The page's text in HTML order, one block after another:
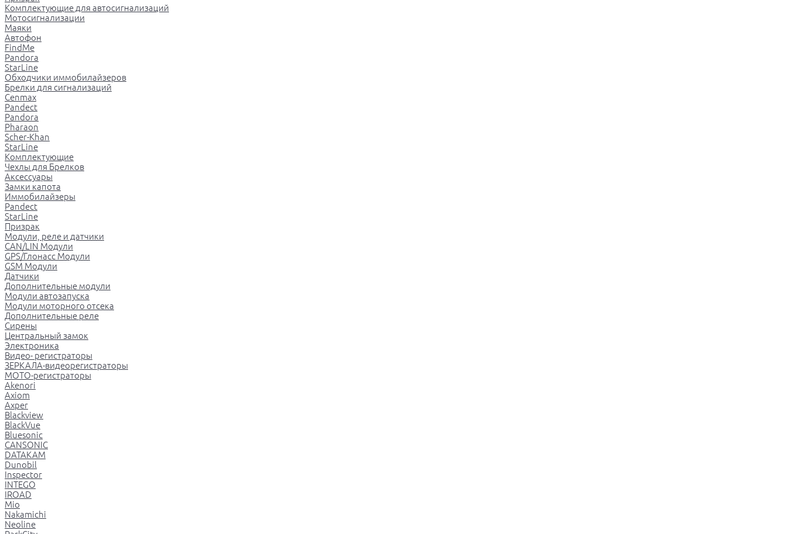
Комплектующие для автосигнализаций
Мотосигнализации
Маяки
Автофон
FindMe
Pandora
StarLine
Обходчики иммобилайзеров
Брелки для сигнализаций
Cenmax
Pandect
Pandora
Pharaon
Scher-Khan
StarLine
Комплектующие
Чехлы для Брелков
Аксессуары
Замки капота
Иммобилайзеры
Pandect
StarLine
Призрак
Модули, реле и датчики
CAN/LIN Модули
GPS/Глонасс Модули
GSM Модули
Датчики
Дополнительные модули
Модули автозапуска
Модули моторного отсека
Дополнительные реле
Сирены
Центральный замок
Электроника
Видео- регистраторы
ЗЕРКАЛА-видеорегистраторы
МОТО-регистраторы
Akenori
Axiom
Axper
Blackview
BlackVue
Bluesonic
CANSONIC
DATAKAM
Dunobil
Inspector
INTEGO
IROAD
Mio
Nakamichi
Neoline